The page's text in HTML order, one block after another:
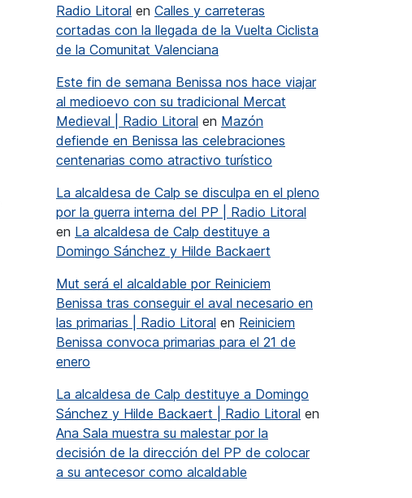
Radio Litoral en Calles y carreteras
cortadas con la llegada de la Vuelta Ciclista
de la Comunitat Valenciana
Este fin de semana Benissa nos hace viajar
al medioevo con su tradicional Mercat
Medieval | Radio Litoral en Mazón
defiende en Benissa las celebraciones
centenarias como atractivo turístico
La alcaldesa de Calp se disculpa en el pleno
por la guerra interna del PP | Radio Litoral
en La alcaldesa de Calp destituye a
Domingo Sánchez y Hilde Backaert
Mut será el alcaldable por Reiniciem
Benissa tras conseguir el aval necesario en
las primarias | Radio Litoral en Reiniciem
Benissa convoca primarias para el 21 de
enero
La alcaldesa de Calp destituye a Domingo
Sánchez y Hilde Backaert | Radio Litoral en
Ana Sala muestra su malestar por la
decisión de la dirección del PP de colocar
a su antecesor como alcaldable